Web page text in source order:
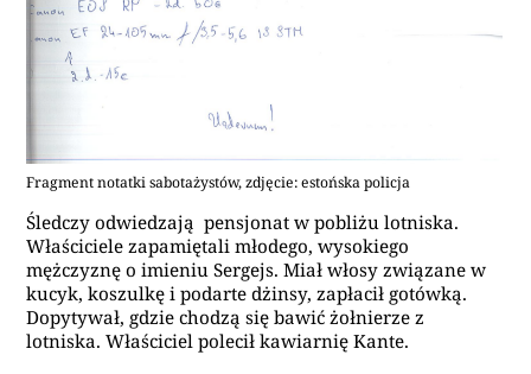
Fragment notatki sabotażystów, zdjęcie: estońska policja
Śledczy odwiedzają pensjonat w pobliżu lotniska.
Właściciele zapamiętali młodego, wysokiego
mężczyznę o imieniu Sergejs. Miał włosy związane w
kucyk, koszulkę i podarte dżinsy, zapłacił gotówką.
Dopytywał, gdzie chodzą się bawić żołnierze z
lotniska. Właściciel polecił kawiarnię Kante.